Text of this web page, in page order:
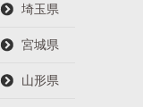
埼玉県
宮城県
山形県